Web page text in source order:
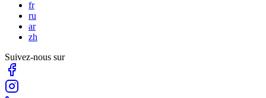
fr
ru
ar
zh
Suivez-nous sur